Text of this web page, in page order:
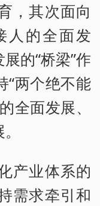
其次面向
人的全面发
的“桥梁”作
“两个绝不能
全面发展、
业体系的
需求牵引和